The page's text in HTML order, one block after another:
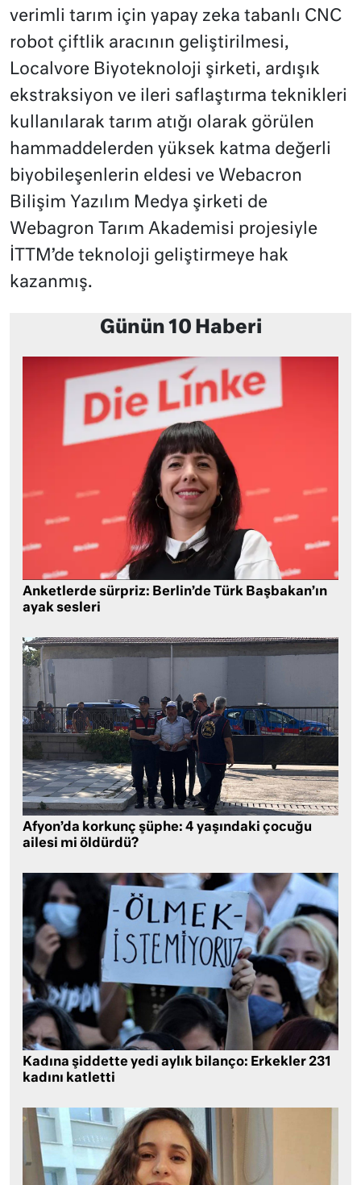
verimli tarım için yapay zeka tabanlı CNC
robot çiftlik aracının geliştirilmesi,
Localvore Biyoteknoloji şirketi, ardışık
ekstraksiyon ve ileri saflaştırma teknikleri
kullanılarak tarım atığı olarak görülen
hammaddelerden yüksek katma değerli
biyobileşenlerin eldesi ve Webacron
Bilişim Yazılım Medya şirketi de
Webagron Tarım Akademisi projesiyle
İTTM’de teknoloji geliştirmeye hak
kazanmış.
Günün 10 Haberi
Anketlerde sürpriz: Berlin’de Türk Başbakan’ın
ayak sesleri
Afyon’da korkunç şüphe: 4 yaşındaki çocuğu
ailesi mi öldürdü?
Kadına şiddette yedi aylık bilanço: Erkekler 231
kadını katletti